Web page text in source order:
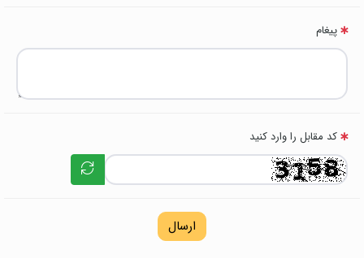
پیغام
کد مقابل را وارد کنید
ارسال